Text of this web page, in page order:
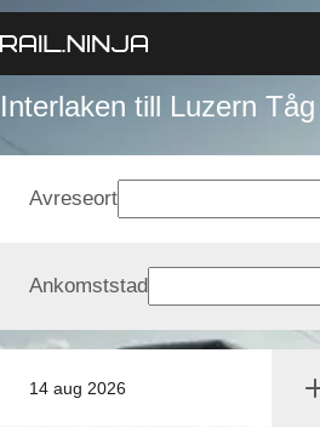
Interlaken till Luzern Tåg
14 aug 2026
Avreseort
Ankomststad